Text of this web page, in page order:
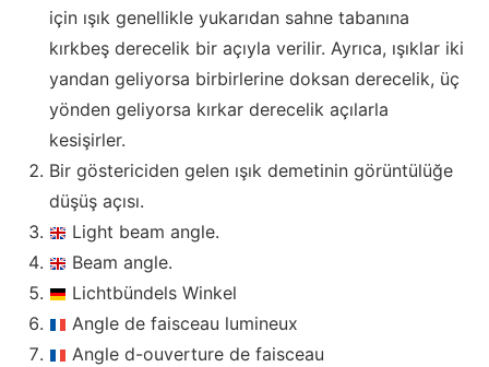
için ışık genellikle yukarıdan sahne tabanına
kırkbeş derecelik bir açıyla verilir. Ayrıca, ışıklar iki
yandan geliyorsa birbirlerine doksan derecelik, üç
yönden geliyorsa kırkar derecelik açılarla
kesişirler.
Bir göstericiden gelen ışık demetinin görüntülüğe
düşüş açısı.
Light beam angle.
Beam angle.
Lichtbündels Winkel
Angle de faisceau lumineux
Angle d-ouverture de faisceau